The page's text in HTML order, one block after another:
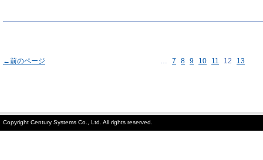
←前のページ … 7 8 9 10 11 12 13
Copyright Century Systems Co., Ltd. All rights reserved.